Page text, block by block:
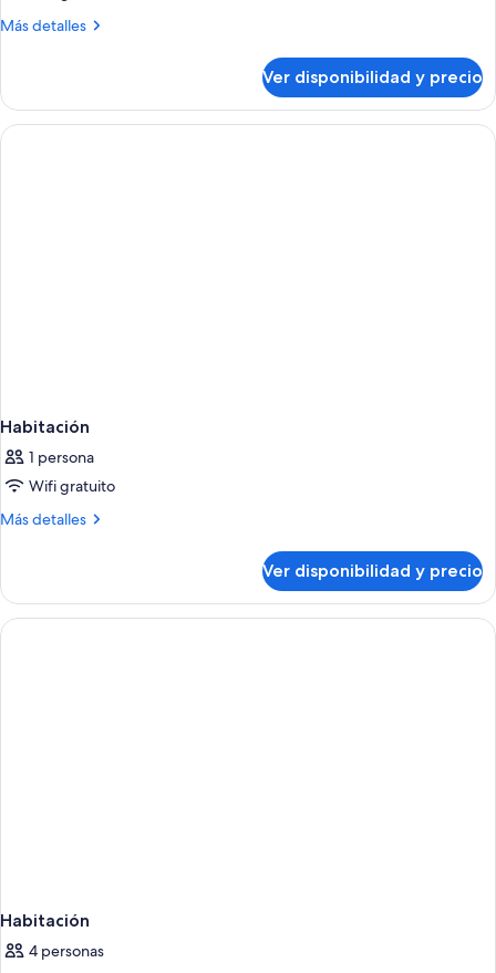
balcón
Más detalles
Más
doble
estándar,
balcón
Ver disponibilidad y precio
Habitación
1 persona
Wifi gratuito
Más detalles
Más
Ver disponibilidad y precio
Habitación
4 personas